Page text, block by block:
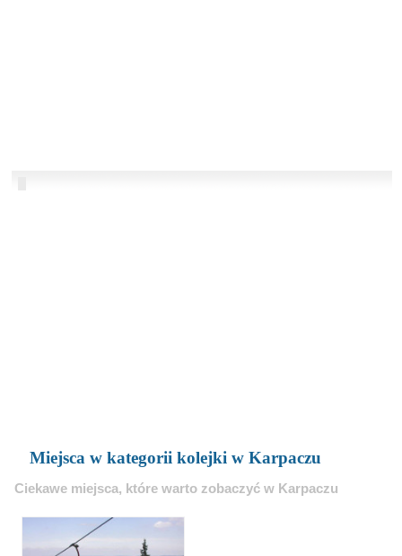
Miejsca w kategorii kolejki w Karpaczu
Ciekawe miejsca, które warto zobaczyć w Karpaczu